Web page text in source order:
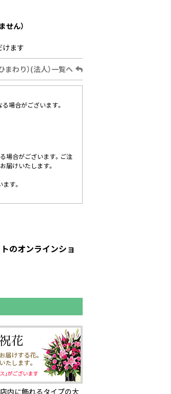
せん）
けます
まわり）(法人）一覧へ
場合がございます。
場合がございます。ご注
届けいたします。
す。
のオンラインショ
内に飾れるタイプの大